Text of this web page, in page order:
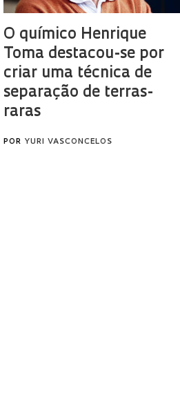
O químico Henrique
Toma destacou-se por
criar uma técnica de
separação de terras-
raras
POR YURI VASCONCELOS